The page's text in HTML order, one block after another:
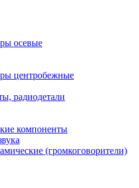
осевые
центробежные
радиодетали
компоненты
(громкоговорители)